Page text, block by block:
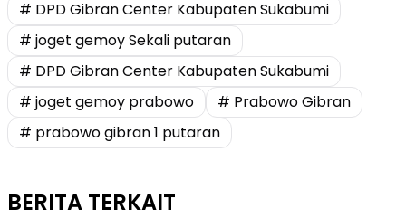
# DPD Gibran Center Kabupaten Sukabumi
# joget gemoy Sekali putaran
# DPD Gibran Center Kabupaten Sukabumi
# joget gemoy prabowo
# Prabowo Gibran
# prabowo gibran 1 putaran
BERITA TERKAIT